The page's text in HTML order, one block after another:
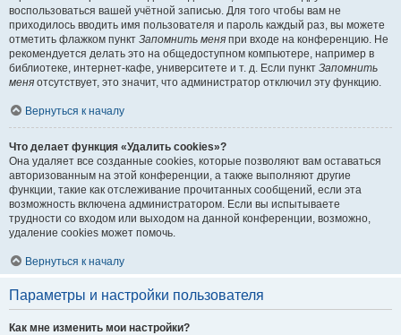
воспользоваться вашей учётной записью. Для того чтобы вам не
приходилось вводить имя пользователя и пароль каждый раз, вы можете
отметить флажком пункт Запомнить меня при входе на конференцию. Не
рекомендуется делать это на общедоступном компьютере, например в
библиотеке, интернет-кафе, университете и т. д. Если пункт Запомнить
меня отсутствует, это значит, что администратор отключил эту функцию.
Вернуться к началу
Что делает функция «Удалить cookies»?
Она удаляет все созданные cookies, которые позволяют вам оставаться
авторизованным на этой конференции, а также выполняют другие
функции, такие как отслеживание прочитанных сообщений, если эта
возможность включена администратором. Если вы испытываете
трудности со входом или выходом на данной конференции, возможно,
удаление cookies может помочь.
Вернуться к началу
Параметры и настройки пользователя
Как мне изменить мои настройки?